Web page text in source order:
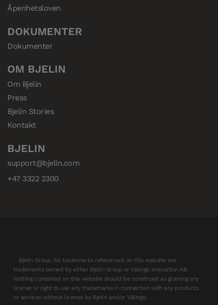
Åpenhetsloven
DOKUMENTER
Dokumenter
OM BJELIN
Om Bjelin
Press
Bjelin Stories
Kontakt
BJELIN
support@bjelin.com
+47 3322 2300
Bjelin Group. All trademarks referenced on this website are
trademarks owned by either Bjelin Group or Välinge Innovation AB.
Nothing contained on this website should be construed as granting any
license or right to use any trademarks in connection with any products
or services without license by Bjelin and/or Välinge.